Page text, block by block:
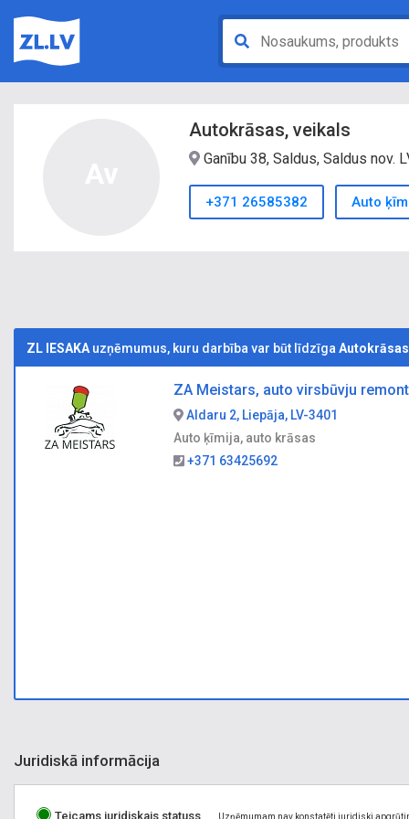
Autokrāsas, veikals
Ganību 38, Saldus, Saldus nov.
+371 26585382 Auto
ZL IESAKA uzņēmumus, kuru darbība var būt līdzīga
ZA Meistars, auto virsbūvju
Aldaru 2, Liepāja, LV-3401
Auto ķīmija, auto krāsas
+371 63425692
Juridiskā informācija
Teicams juridiskais statuss Uzņēmumam nav konstatēti juridiski